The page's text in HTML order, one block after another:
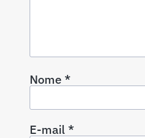
Nome*
E-mail*